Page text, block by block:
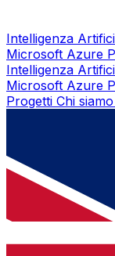
Intelligenza
Microsoft Azure
Intelligenza
Microsoft Azure
Progetti Chi siamo